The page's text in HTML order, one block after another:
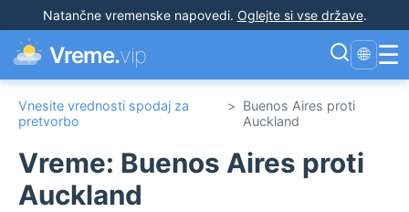
Natančne vremenske napovedi. Oglejte si vse države.
Vreme.vip 🌐 ☰
Vnesite vrednosti spodaj za
pretvorbo
> Buenos Aires proti
Auckland
Vreme: Buenos Aires proti
Auckland